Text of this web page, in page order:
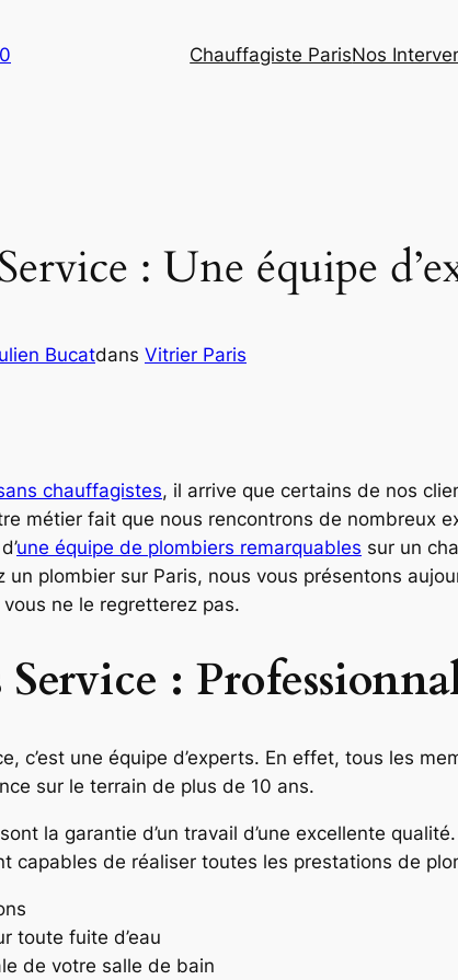
Chauffagiste ParisNos
: Une équipe
Bucatdans Vitrier Paris
chauffagistes, il arrive que certains de nos
métier fait que nous rencontrons de nombreux
une équipe de plombiers remarquables sur un
un plombier sur Paris, nous vous présentons
ne le regretterez pas.
:
c’est une équipe d’experts. En effet, tous les
sur le terrain de plus de 10 ans.
la garantie d’un travail d’une excellente
capables de réaliser toutes les prestations de
toute fuite d’eau
de votre salle de bain